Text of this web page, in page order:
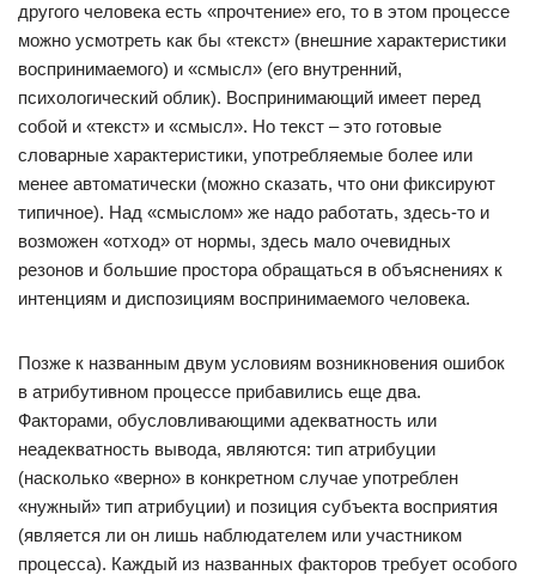
другого человека есть «прочтение» его, то в этом процессе
можно усмотреть как бы «текст» (внешние характеристики
воспринимаемого) и «смысл» (его внутренний,
психологический облик). Воспринимающий имеет перед
собой и «текст» и «смысл». Но текст – это готовые
словарные характеристики, употребляемые более или
менее автоматически (можно сказать, что они фиксируют
типичное). Над «смыслом» же надо работать, здесь-то и
возможен «отход» от нормы, здесь мало очевидных
резонов и большие простора обращаться в объяснениях к
интенциям и диспозициям воспринимаемого человека.
Позже к названным двум условиям возникновения ошибок
в атрибутивном процессе прибавились еще два.
Факторами, обусловливающими адекватность или
неадекватность вывода, являются: тип атрибуции
(насколько «верно» в конкретном случае употреблен
«нужный» тип атрибуции) и позиция субъекта восприятия
(является ли он лишь наблюдателем или участником
процесса). Каждый из названных факторов требует особого